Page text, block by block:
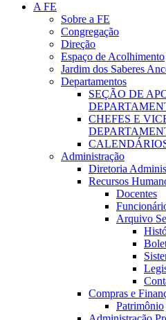
A FE
Sobre a FE
Congregação
Direção
Espaço de Acolhimento
Jardim dos Saberes
Departamentos
SEÇÃO DE
CHEFES E
Administração
Diretoria
Recursos
Docentes
Arquivo
Compras e
Patrimônio